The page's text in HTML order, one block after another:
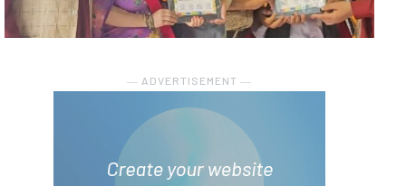
― ADVERTISEMENT ―